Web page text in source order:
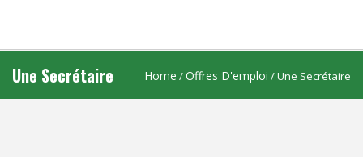
Une Secrétaire Home /Offres D'emploi / Une Secrétaire